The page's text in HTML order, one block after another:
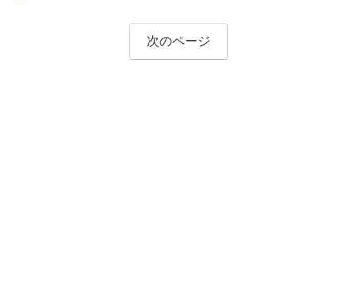
次のページ